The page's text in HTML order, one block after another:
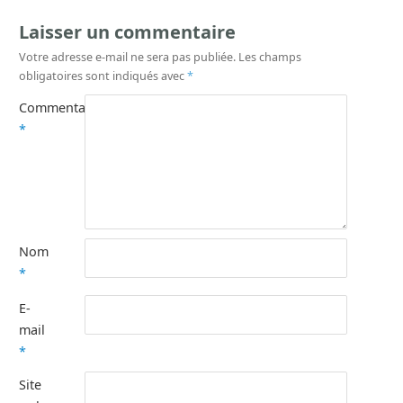
Laisser un commentaire
Votre adresse e-mail ne sera pas publiée. Les champs
obligatoires sont indiqués avec*
Commentaire
*
Nom
*
E-
mail
*
Site